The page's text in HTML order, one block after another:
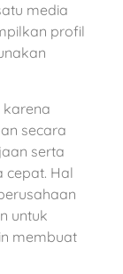
media
profil
karena
secara
serta
cepat. Hal
untuk
membuat